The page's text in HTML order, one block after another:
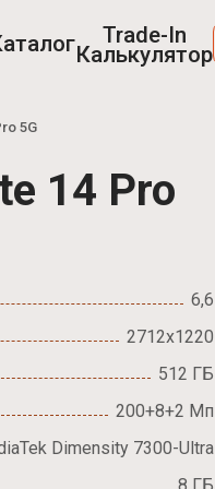
Trade-In
Калькулятор
5G
14 Pro
6,6
2712x1220
512 ГБ
200+8+2 Мп
Dimensity 7300-Ultra
8 ГБ